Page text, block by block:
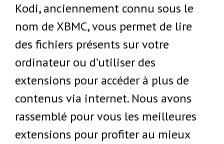
Kodi, anciennement connu sous le
nom de XBMC, vous permet de lire
des fichiers présents sur votre
ordinateur ou d’utiliser des
extensions pour accéder à plus de
contenus via internet. Nous avons
rassemblé pour vous les meilleures
extensions pour profiter au mieux